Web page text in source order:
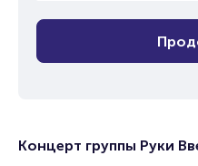
Концерт группы Руки